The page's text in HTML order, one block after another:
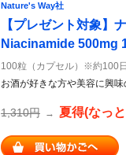
Nature's Way社
【プレゼント対象】
Niacinamide 500mg
100粒（カプセル）※約100
お酒が好きな方や美容に興
1,310円 → 夏得(なっ